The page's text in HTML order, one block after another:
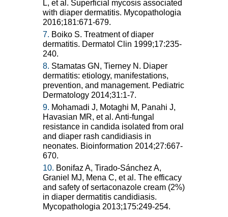
L, et al. Superficial mycosis associated
with diaper dermatitis. Mycopathologia
2016;181:671-679.
7. Boiko S. Treatment of diaper
dermatitis. Dermatol Clin 1999;17:235-
240.
8. Stamatas GN, Tierney N. Diaper
dermatitis: etiology, manifestations,
prevention, and management. Pediatric
Dermatology 2014;31:1-7.
9. Mohamadi J, Motaghi M, Panahi J,
Havasian MR, et al. Anti-fungal
resistance in candida isolated from oral
and diaper rash candidiasis in
neonates. Bioinformation 2014;27:667-
670.
10. Bonifaz A, Tirado-Sánchez A,
Graniel MJ, Mena C, et al. The efficacy
and safety of sertaconazole cream (2%)
in diaper dermatitis candidiasis.
Mycopathologia 2013;175:249-254.